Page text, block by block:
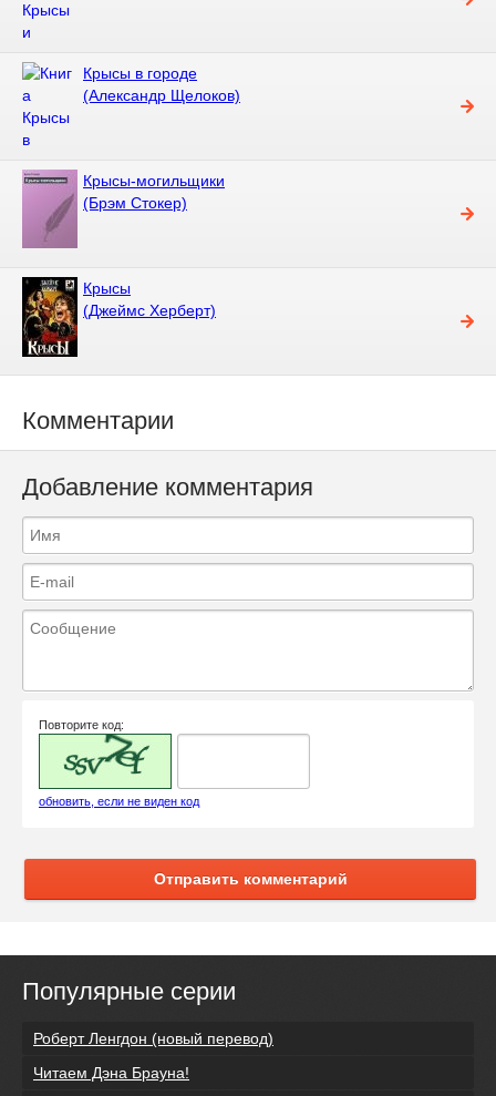
Крысы в городе
(Александр Щелоков)
Крысы-могильщики
(Брэм Стокер)
Крысы
(Джеймс Херберт)
Комментарии
Добавление комментария
Повторите код:
обновить, если не виден код
Отправить комментарий
Популярные серии
Роберт Ленгдон (новый перевод)
Читаем Дэна Брауна!